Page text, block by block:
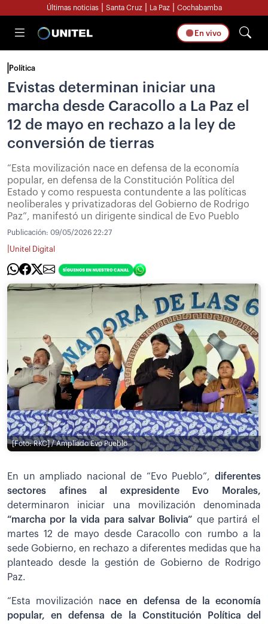
Últimas noticias Santa Cruz La Paz Cochabamba
En vivo
Política
Evistas determinan iniciar una
marcha desde Caracollo a La Paz el
12 de mayo en rechazo a la ley de
conversión de tierras
“Esta movilización nace en defensa de la economía
popular, en defensa de la Constitución Política del
Estado y como respuesta contundente a las políticas
neoliberales y privatizadoras del Gobierno de Rodrigo
Paz”, manifestó un dirigente sindical de Evo Pueblo
Publicación: 09/05/2026 22:27
Unitel Digital
[Foto: RKC] / Ampliado Evo Pueblo
En un ampliado nacional de “Evo Pueblo”, diferentes
sectores afines al expresidente Evo Morales,
determinaron iniciar una movilización denominada
“marcha por la vida para salvar Bolivia” que partirá el
martes 12 de mayo desde Caracollo con rumbo a la
sede Gobierno, en rechazo a diferentes medidas que ha
planteado desde la gestión de Gobierno de Rodrigo
Paz.
“Esta movilización nace en defensa de la economía
popular, en defensa de la Constitución Política del